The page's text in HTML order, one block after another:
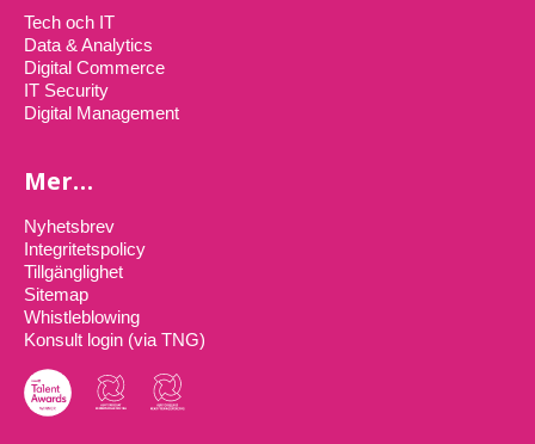
Tech och IT
Data & Analytics
Digital Commerce
IT Security
Digital Management
Mer…
Nyhetsbrev
Integritetspolicy
Tillgänglighet
Sitemap
Whistleblowing
Konsult login (via TNG)